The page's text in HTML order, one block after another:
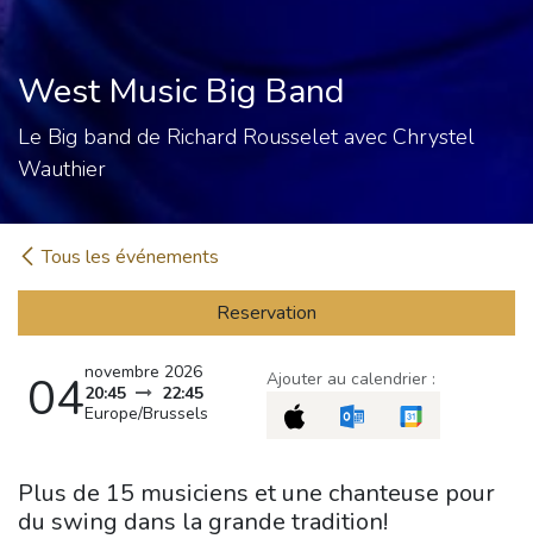
West Music Big Band
Le Big band de Richard Rousselet avec Chrystel
Wauthier
Tous les événements
Reservation
04novembre 2026
20:45
22:45
Europe/Brussels
Ajouter au calendrier :
Plus de 15 musiciens et une chanteuse pour
du swing dans la grande tradition!